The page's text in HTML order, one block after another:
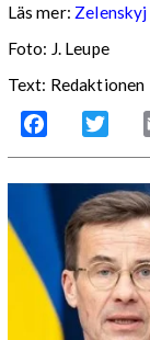
Läs mer:
Foto: J. Leupe
Text: Redaktionen
Facebook